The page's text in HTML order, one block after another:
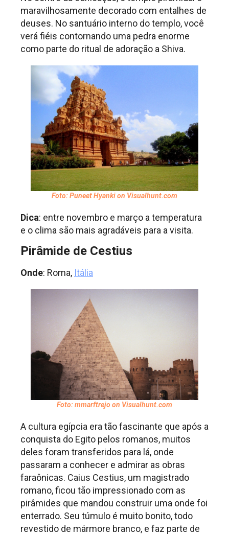
maravilhosamente decorado com entalhes de
deuses. No santuário interno do templo, você
verá fiéis contornando uma pedra enorme
como parte do ritual de adoração a Shiva.
Foto: Puneet Hyanki on Visualhunt.com
Dica: entre novembro e março a temperatura
e o clima são mais agradáveis para a visita.
Pirâmide de Cestius
Onde: Roma, Itália
Foto: mmarftrejo on Visualhunt.com
A cultura egípcia era tão fascinante que após a
conquista do Egito pelos romanos, muitos
deles foram transferidos para lá, onde
passaram a conhecer e admirar as obras
faraônicas. Caius Cestius, um magistrado
romano, ficou tão impressionado com as
pirâmides que mandou construir uma onde foi
enterrado. Seu túmulo é muito bonito, todo
revestido de mármore branco, e faz parte de